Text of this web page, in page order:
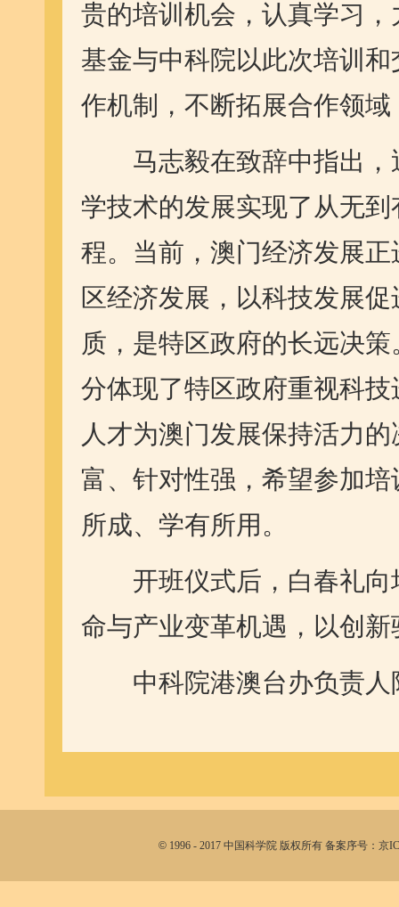
贵的培训机会，认真学习
基金与中科院以此次培训
作机制，不断拓展合作领
马志毅在致辞中指出，
学技术的发展实现了从无
程。当前，澳门经济发展
区经济发展，以科技发展
质，是特区政府的长远决
分体现了特区政府重视科
人才为澳门发展保持活力
富、针对性强，希望参加
所成、学有所用。
开班仪式后，白春礼向
命与产业变革机遇，以创
中科院港澳台办负责人
© 1996 - 2017 中国科学院 版权所有 备案序号：京